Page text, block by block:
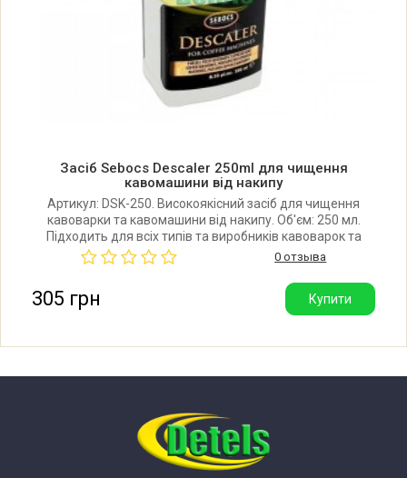
Засіб Sebocs Descaler 250ml для чищення
кавомашини від накипу
Артикул: DSK-250. Високоякісний засіб для чищення
кавоварки та кавомашини від накипу. Об'єм: 250 мл.
Підходить для всіх типів та виробників кавоварок та
кофемашин. Виробник: Sebocs (Норвегія). Інструкція із
застосування в описі.
0 отзыва
305 грн Купити